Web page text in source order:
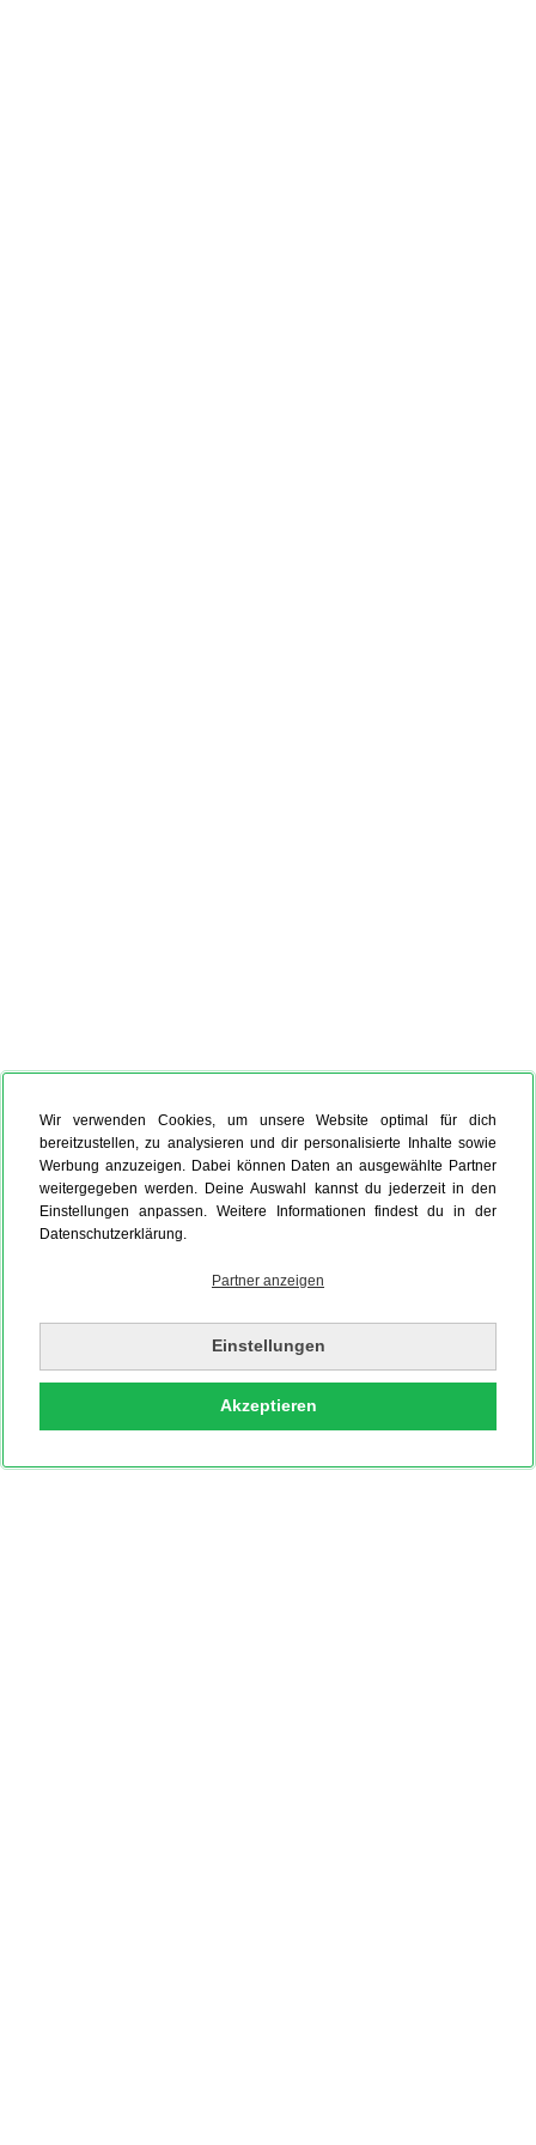
Wir verwenden Cookies, um unsere Website optimal für dich
bereitzustellen, zu analysieren und dir personalisierte Inhalte sowie
Werbung anzuzeigen. Dabei können Daten an ausgewählte Partner
weitergegeben werden. Deine Auswahl kannst du jederzeit in den
Einstellungen anpassen. Weitere Informationen findest du in der
Datenschutzerklärung.
Partner anzeigen
Einstellungen
Akzeptieren